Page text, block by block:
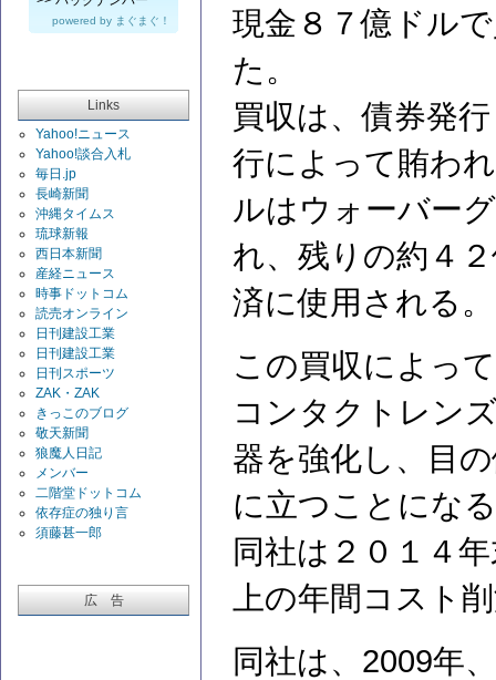
powered by まぐまぐ！
Links
Yahoo!ニュース
Yahoo!談合入札
毎日.jp
長崎新聞
沖縄タイムス
琉球新報
西日本新聞
産経ニュース
時事ドットコム
読売オンライン
日刊建設工業
日刊建設工業
日刊スポーツ
ZAK・ZAK
きっこのブログ
敬天新聞
狼魔人日記
メンバー
二階堂ドットコム
依存症の独り言
須藤甚一郎
広 告
現金８７億ドル
た。
買収は、債券発
行によって賄わ
ルはウォーバー
れ、残りの約４
済に使用される。
この買収によっ
コンタクトレン
器を強化し、目
に立つことにな
同社は２０１４
上の年間コスト
同社は、2009年